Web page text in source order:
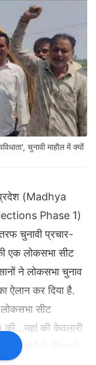
चुनावी माहौल में क्यों
(Madhya
Phase 1)
चुनावी प्रचार-
एक लोकसभा सीट
ने लोकसभा चुनाव
ऐलान कर दिया है.
सीट
की केवलारी
3 गांवों के किसानों